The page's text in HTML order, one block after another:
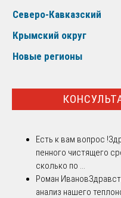
Северо-Кавказский
Крымский округ
Новые регионы
Есть к вам вопрос !
пенного чистящего
сколько по ...
Роман Иванов
анализ нашего